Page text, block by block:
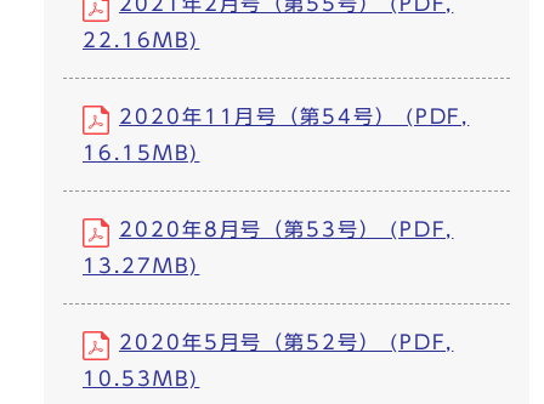
2021年2月号（第55号） (PDF,
22.16MB)
2020年11月号（第54号） (PDF,
16.15MB)
2020年8月号（第53号） (PDF,
13.27MB)
2020年5月号（第52号） (PDF,
10.53MB)